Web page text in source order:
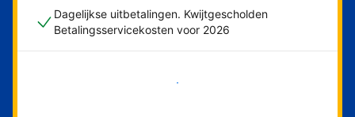
Dagelijkse uitbetalingen. Kwijtgescholden
Betalingsservicekosten voor 2026
Nu meteen beginnen